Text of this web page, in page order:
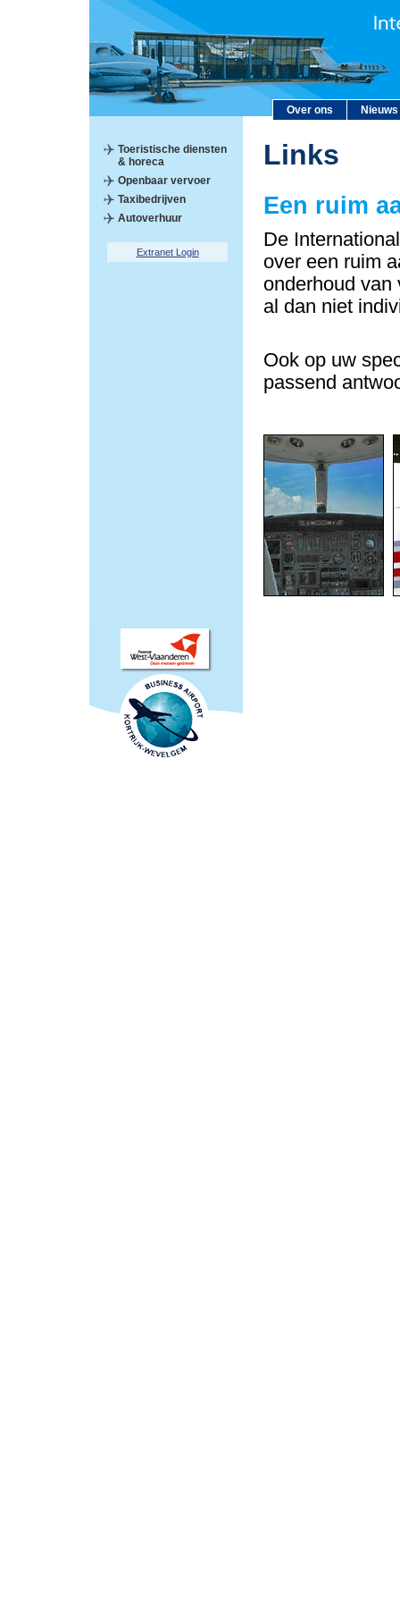
Over ons Nieuws
Toeristische diensten
& horeca
Openbaar vervoer
Taxibedrijven
Autoverhuur
Extranet Login
Links
Een ruim
De
over een ruim
onderhoud van
al dan niet
Ook op uw
passend